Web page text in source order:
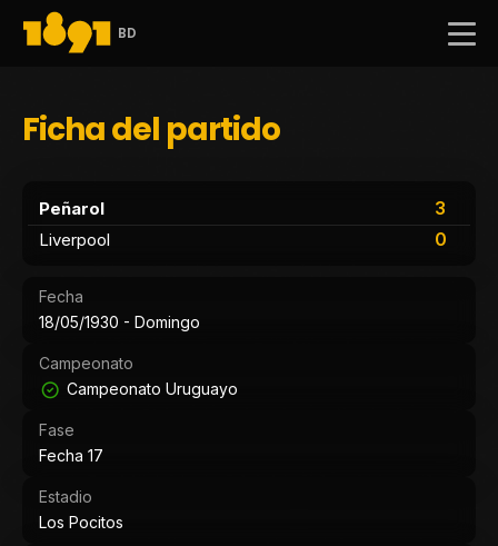
BD
Ficha del partido
Peñarol
3
0
Liverpool
Fecha
18/05/1930 - Domingo
Campeonato
Campeonato Uruguayo
Fase
Fecha 17
Estadio
Los Pocitos